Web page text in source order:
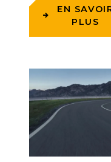
EN
PLUS